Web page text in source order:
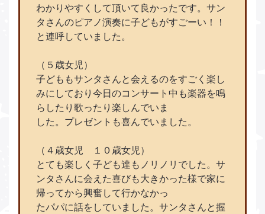
わかりやすくして頂いて良かったです。サン
タさんのピアノ演奏に子どもがすごーい！！
と連呼していました。
（５歳女児）
子どももサンタさんと会えるのをすごく楽し
みにしており今日のコンサート中も楽器を鳴
らしたり歌ったり楽しんでいま
した。プレゼントも喜んでいました。
（４歳女児 １０歳女児）
とても楽しく子ども達もノリノリでした。サ
ンタさんに会えた喜びも大きかった様で家に
帰ってから興奮して行かなかっ
たパパに話をしていました。サンタさんと握